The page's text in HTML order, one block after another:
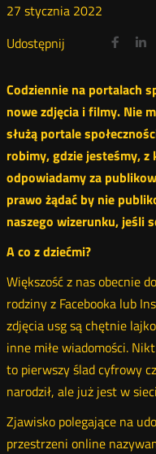
27 stycznia 2022
Udostępnij
Udostępnij
Twitter
Nowa
Nowa
Codziennie na portalach
nowe zdjęcia i filmy. Nie
służą portale
robimy, gdzie jesteśmy, z
odpowiadamy za
prawo żądać by nie
naszego wizerunku, jeśli
A co z dziećmi?
Większość z nas obecnie
rodziny z Facebooka lub
zdjęcia usg są chętnie
inne miłe wiadomości.
to pierwszy ślad cyfrowy
narodził, ale już jest w
Zjawisko polegające na
przestrzeni online